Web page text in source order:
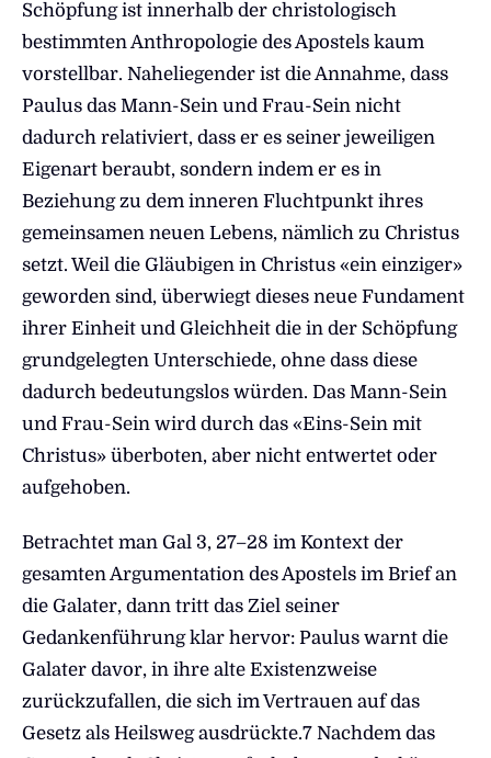
Schöpfung ist innerhalb der christologisch
bestimmten Anthropologie des Apostels kaum
vorstellbar. Naheliegender ist die Annahme, dass
Paulus das Mann-Sein und Frau-Sein nicht
dadurch relativiert, dass er es seiner jeweiligen
Eigenart beraubt, sondern indem er es in
Beziehung zu dem inneren Fluchtpunkt ihres
gemeinsamen neuen Lebens, nämlich zu Christus
setzt. Weil die Gläubigen in Christus «ein einziger»
geworden sind, überwiegt dieses neue Fundament
ihrer Einheit und Gleichheit die in der Schöpfung
grundgelegten Unterschiede, ohne dass diese
dadurch bedeutungslos würden. Das Mann-Sein
und Frau-Sein wird durch das «Eins-Sein mit
Christus» überboten, aber nicht entwertet oder
aufgehoben.
Betrachtet man Gal 3, 27–28 im Kontext der
gesamten Argumentation des Apostels im Brief an
die Galater, dann tritt das Ziel seiner
Gedankenführung klar hervor: Paulus warnt die
Galater davor, in ihre alte Existenzweise
zurückzufallen, die sich im Vertrauen auf das
Gesetz als Heilsweg ausdrückte.7 Nachdem das